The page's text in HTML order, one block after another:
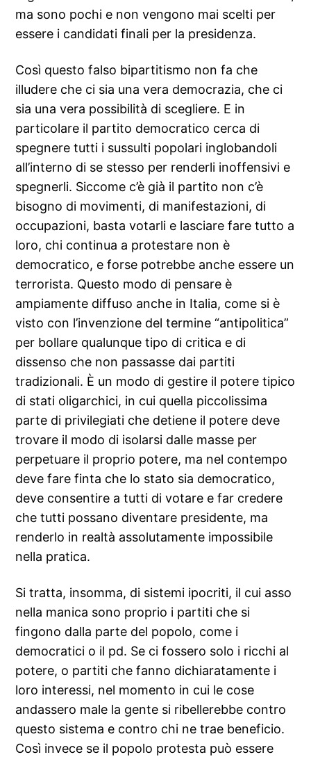
ma sono pochi e non vengono mai scelti per
essere i candidati finali per la presidenza.
Così questo falso bipartitismo non fa che
illudere che ci sia una vera democrazia, che ci
sia una vera possibilità di scegliere. E in
particolare il partito democratico cerca di
spegnere tutti i sussulti popolari inglobandoli
all’interno di se stesso per renderli inoffensivi e
spegnerli. Siccome c’è già il partito non c’è
bisogno di movimenti, di manifestazioni, di
occupazioni, basta votarli e lasciare fare tutto a
loro, chi continua a protestare non è
democratico, e forse potrebbe anche essere un
terrorista. Questo modo di pensare è
ampiamente diffuso anche in Italia, come si è
visto con l’invenzione del termine “antipolitica”
per bollare qualunque tipo di critica e di
dissenso che non passasse dai partiti
tradizionali. È un modo di gestire il potere tipico
di stati oligarchici, in cui quella piccolissima
parte di privilegiati che detiene il potere deve
trovare il modo di isolarsi dalle masse per
perpetuare il proprio potere, ma nel contempo
deve fare finta che lo stato sia democratico,
deve consentire a tutti di votare e far credere
che tutti possano diventare presidente, ma
renderlo in realtà assolutamente impossibile
nella pratica.
Si tratta, insomma, di sistemi ipocriti, il cui asso
nella manica sono proprio i partiti che si
fingono dalla parte del popolo, come i
democratici o il pd. Se ci fossero solo i ricchi al
potere, o partiti che fanno dichiaratamente i
loro interessi, nel momento in cui le cose
andassero male la gente si ribellerebbe contro
questo sistema e contro chi ne trae beneficio.
Così invece se il popolo protesta può essere